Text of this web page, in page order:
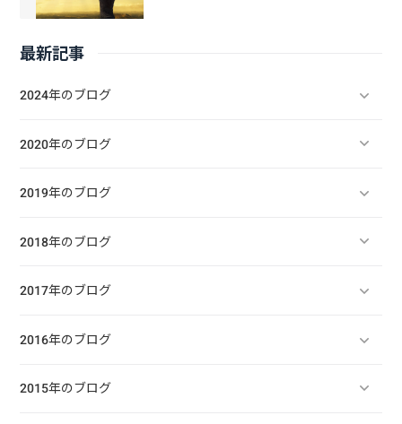
最新記事
2024年のブログ
2020年のブログ
2019年のブログ
2018年のブログ
2017年のブログ
2016年のブログ
2015年のブログ